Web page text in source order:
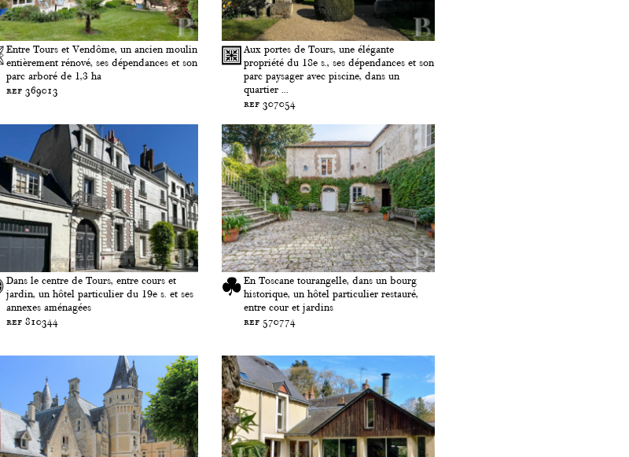
Entre Tours et Vendôme, un ancien moulin
entièrement rénové, ses dépendances et son
parc arboré de 1,3 ha
ref 369013
Aux portes de Tours, une élégante
propriété du 18e s., ses dépendances et son
parc paysager avec piscine, dans un
quartier ...
ref 307054
Dans le centre de Tours, entre cours et
jardin, un hôtel particulier du 19e s. et ses
annexes aménagées
ref 810344
En Toscane tourangelle, dans un bourg
historique, un hôtel particulier restauré,
entre cour et jardins
ref 570774